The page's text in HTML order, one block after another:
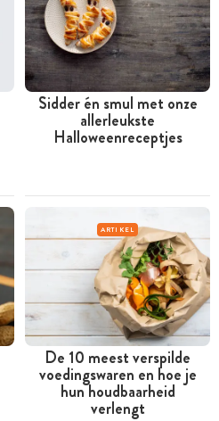
Sidder én smul met onze
allerleukste
Halloweenreceptjes
ARTIKEL
De 10 meest verspilde
voedingswaren en hoe je
hun houdbaarheid
verlengt